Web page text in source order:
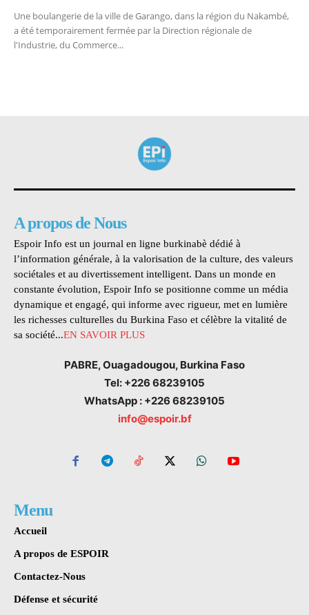
Une boulangerie de la ville de Garango, dans la région du Nakambé,
a été temporairement fermée par la Direction régionale de
l'Industrie, du Commerce...
A propos de Nous
Espoir Info est un journal en ligne burkinabè dédié à
l’information générale, à la valorisation de la culture, des valeurs
sociétales et au divertissement intelligent. Dans un monde en
constante évolution, Espoir Info se positionne comme un média
dynamique et engagé, qui informe avec rigueur, met en lumière
les richesses culturelles du Burkina Faso et célèbre la vitalité de
sa société...EN SAVOIR PLUS
PABRE, Ouagadougou, Burkina Faso
Tel: +226 68239105
WhatsApp : +226 68239105
info@espoir.bf
Menu
Accueil
A propos de ESPOIR
Contactez-Nous
Défense et sécurité